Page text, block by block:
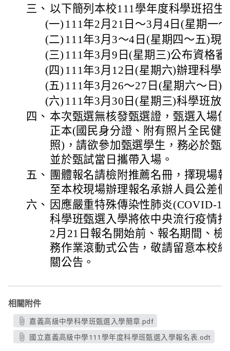
三、 以下簡列本校111學年度科學班招生
(一) 111年2月21日～3月4日(星期一
(二) 111年3月3～4日(星期四～五)現
(三) 111年3月9日(星期三)公布資格審
(四) 111年3月12日(星期六)辦理科學
(五) 111年3月26～27日(星期六～日)
(六) 111年3月30日(星期三)科學班放
四、 本次甄選無核發甄選證，甄選入場
正本(國民身分證、附有照片全民健
照)，請欲參加甄選學生，務必於甄
並於甄試當日攜帶入場。
五、 團體報名請檢附推薦名冊，擇現場
至本校現場辦理報名承辦人員公差
六、 因應嚴重特殊傳染性肺炎(COVID-
科學班甄選入學將依中央流行疫情
2月21日報名開始前、報名期間、檢
務作業滾動式公告，敬請留意本校
關公告。
相關附件
嘉義高級中學科學班甄選入學簡章.pdf
國立嘉義高級中學111學年度科學班甄選入學報名表.odt